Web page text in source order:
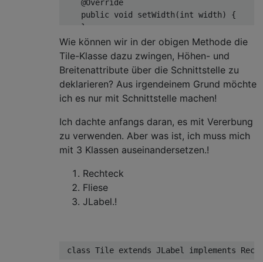
@Override
public
void setWidth (int width)
{
    }
Wie können wir in der obigen Methode die
Tile-Klasse dazu zwingen, Höhen- und
Breitenattribute über die Schnittstelle zu
deklarieren? Aus irgendeinem Grund möchte
ich es nur mit Schnittstelle machen!
Ich dachte anfangs daran, es mit Vererbung
zu verwenden. Aber was ist, ich muss mich
mit 3 Klassen auseinandersetzen.!
Rechteck
Fliese
JLabel.!
class Tile extends JLabel implements